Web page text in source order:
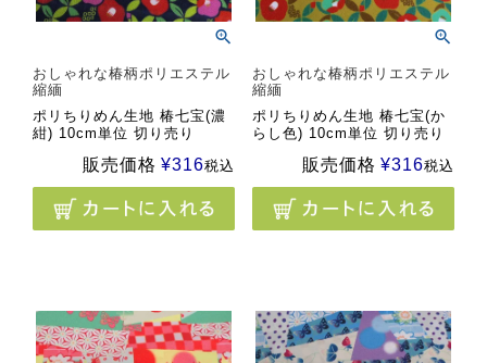
おしゃれな椿柄ポリエステル
縮緬
ポリちりめん生地 椿七宝(濃
紺) 10cm単位 切り売り
販売価格 ¥316税込
おしゃれな椿柄ポリエステル
縮緬
ポリちりめん生地 椿七宝(か
らし色) 10cm単位 切り売り
販売価格 ¥316税込